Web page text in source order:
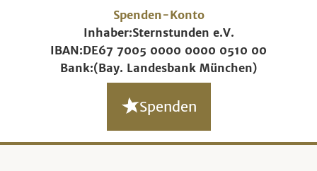
Spenden-Konto
Inhaber:Sternstunden e.V.
IBAN:DE67 7005 0000 0000 0510 00
Bank:(Bay. Landesbank München)
Spenden